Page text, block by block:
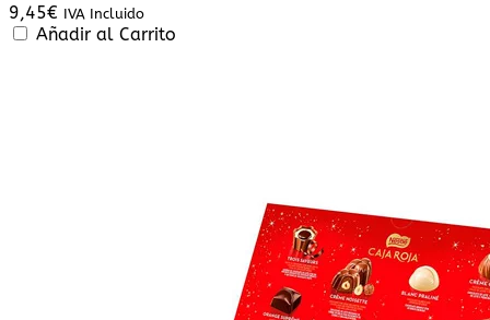
9,45€ IVA Incluido
Añadir al Carrito